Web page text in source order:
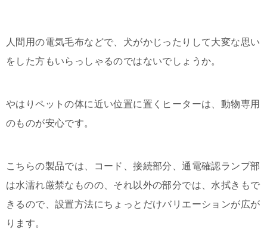
人間用の電気毛布などで、犬がかじったりして大変な思い
をした方もいらっしゃるのではないでしょうか。
やはりペットの体に近い位置に置くヒーターは、動物専用
のものが安心です。
こちらの製品では、コード、接続部分、通電確認ランプ部
は水濡れ厳禁なものの、それ以外の部分では、水拭きもで
きるので、設置方法にちょっとだけバリエーションが広が
ります。